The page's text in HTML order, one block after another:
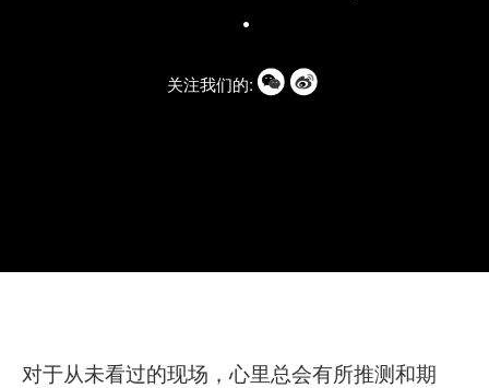
关注我们的:
对于从未看过的现场，心里总会有所推测和期